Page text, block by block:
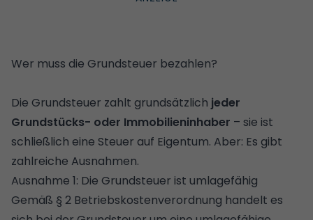
Wer muss die Grundsteuer bezahlen?
Die Grundsteuer zahlt grundsätzlich jeder
Grundstücks- oder Immobilieninhaber – sie ist
schließlich eine Steuer auf Eigentum. Aber: Es gibt
zahlreiche Ausnahmen.
Ausnahme 1: Die Grundsteuer ist umlagefähig
Gemäß § 2 Betriebskostenverordnung handelt es